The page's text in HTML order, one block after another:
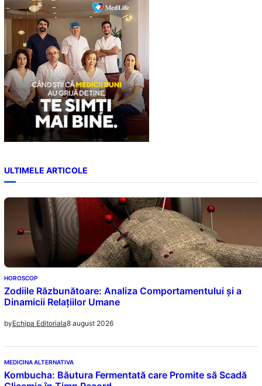
c
h
ULTIMELE ARTICOLE
HOROSCOP
Zodiile Răzbunătoare: Analiza Comportamentului și a
Dinamicii Relațiilor Umane
byEchipa Editoriala8 august 2026
MEDICINA ALTERNATIVA
Kombucha: Băutura Fermentată care Promite să Scadă